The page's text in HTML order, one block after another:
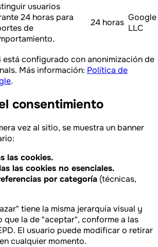
usuarios
24 horas para
de
24 horas Google
LLC
configurado con anonimización de
Más información: Política de
.
consentimiento
vez al sitio, se muestra un banner
las cookies.
las cookies no esenciales.
por categoría (técnicas,
tiene la misma jerarquía visual y
que la de "aceptar", conforme a las
El usuario puede modificar o retirar
cualquier momento.